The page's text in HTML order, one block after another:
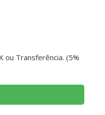
ou Transferência. (5%